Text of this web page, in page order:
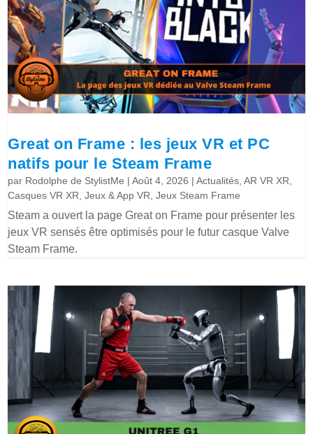
Great on Frame : les jeux VR et PC
natifs pour le Steam Frame
par Rodolphe de StylistMe |Août 4, 2026 |Actualités ,AR VR XR
Casques VR XR ,Jeux & App VR ,Jeux Steam Frame
Steam a ouvert la page Great on Frame pour présenter les
jeux VR sensés être optimisés pour le futur casque Valve
Steam Frame.